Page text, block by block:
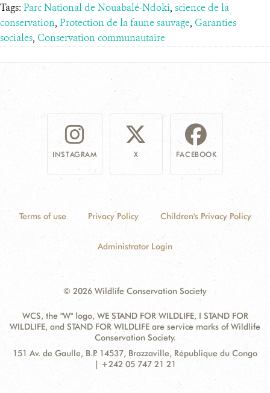
Tags: Parc National de Nouabalé-Ndoki, science de la
conservation, Protection de la faune sauvage, Garanties
sociales, Conservation communautaire
INSTAGRAM X FACEBOOK
Terms of use Privacy Policy Children's Privacy Policy
Administrator Login
© 2026 Wildlife Conservation Society
WCS, the "W" logo, WE STAND FOR WILDLIFE, I STAND FOR
WILDLIFE, and STAND FOR WILDLIFE are service marks of Wildlife
Conservation Society.
Contact
Address:
151 Av. de Gaulle, B.P. 14537, Brazzaville, République du Congo
| +242 05 747 21 21